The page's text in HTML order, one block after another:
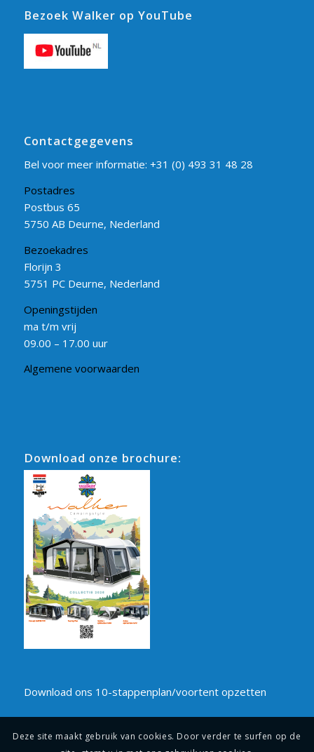
Bezoek Walker op YouTube
Contactgegevens
Bel voor meer informatie: +31 (0) 493 31 48 28
Postadres
Postbus 65
5750 AB Deurne, Nederland
Bezoekadres
Florijn 3
5751 PC Deurne, Nederland
Openingstijden
ma t/m vrij
09.00 – 17.00 uur
Algemene voorwaarden
Download onze brochure:
Download ons 10-stappenplan/voortent opzetten
Deze site maakt gebruik van cookies. Door verder te surfen op de